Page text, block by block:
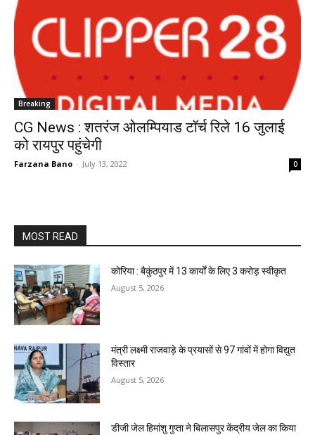
Breaking
CG News : शतरंज ओलम्पियाड टॉर्च रिले 16 जुलाई
को रायपुर पहुंचेगी
Farzana Bano - July 13, 2022 0
MOST READ
कोरिया : बैकुंठपुर में 13 कार्यों के लिए 3 करोड़ स्वीकृत
August 5, 2026
मंत्री लक्ष्मी राजवाड़े के प्रयासों से 97 गांवों में होगा विद्युत
विस्तार
August 5, 2026
डीजी जेल हिमांशु गुप्ता ने बिलासपुर केंद्रीय जेल का किया